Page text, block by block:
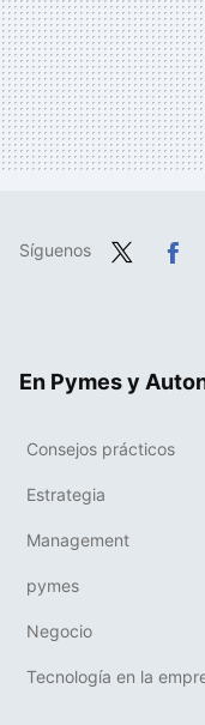
Síguenos
En Pymes y
Consejos prácticos
Estrategia
Management
pymes
Negocio
Tecnología en la